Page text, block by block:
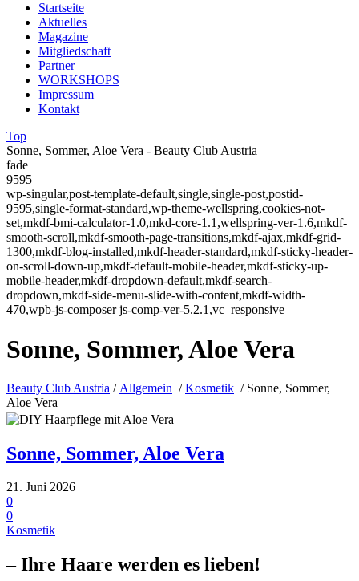
Startseite
Aktuelles
Magazine
Mitgliedschaft
Partner
WORKSHOPS
Impressum
Kontakt
Top
Sonne, Sommer, Aloe Vera - Beauty Club Austria
fade
9595
wp-singular,post-template-default,single,single-post,postid-
9595,single-format-standard,wp-theme-wellspring,cookies-not-
set,mkdf-bmi-calculator-1.0,mkd-core-1.1,wellspring-ver-1.6,mkdf-
smooth-scroll,mkdf-smooth-page-transitions,mkdf-ajax,mkdf-grid-
1300,mkdf-blog-installed,mkdf-header-standard,mkdf-sticky-header-
on-scroll-down-up,mkdf-default-mobile-header,mkdf-sticky-up-
mobile-header,mkdf-dropdown-default,mkdf-search-
dropdown,mkdf-side-menu-slide-with-content,mkdf-width-
470,wpb-js-composer js-comp-ver-5.2.1,vc_responsive
Sonne, Sommer, Aloe Vera
Beauty Club Austria / Allgemein /Kosmetik / Sonne, Sommer,
Aloe Vera
Sonne, Sommer, Aloe Vera
21. Juni 2026
0
0
Kosmetik
– Ihre Haare werden es lieben!